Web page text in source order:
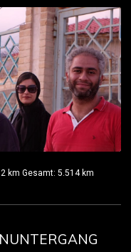
2 km Gesamt: 5.514 km